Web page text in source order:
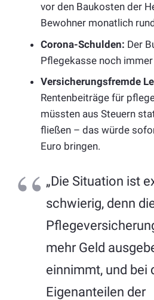
vor den Baukosten der
Bewohner monatlich
Corona-Schulden: Der
Pflegekasse noch
Versicherungsfremde
Rentenbeiträge für
müssten aus Steuern
fließen – das würde
Euro bringen.
„Die Situation ist
schwierig, denn
mehr Geld
einnimmt, und bei
Eigenanteilen der